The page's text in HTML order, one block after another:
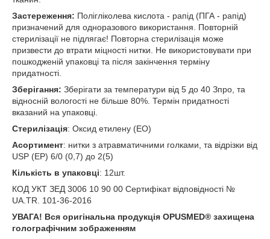
Застереження: Полігліколева кислота - рапід (ПГА - рапід)
призначений для одноразового використання. Повторній
стерилізації не підлягає! Повторна стерилізація може
призвести до втрати міцності нитки. Не використовувати при
пошкодженій упаковці та після закінчення терміну
придатності.
Зберігання: Зберігати за температури від 5 до 40 Зпро , та
відносній вологості не більше 80%. Термін придатності
вказаний на упаковці.
Стерилізація: Оксид етилену (ЕО)
Асортимент: нитки з атравматичними голками, та відрізки від
USP (EP) 6/0 (0,7) до 2(5)
Кількість в упаковці: 12шт.
КОД УКТ ЗЕД 3006 10 90 00 Сертифікат відповідності №
UA.TR. 101-36-2016
УВАГА! Вся оригінальна продукція OPUSMED® захищена
голографічним зображенням